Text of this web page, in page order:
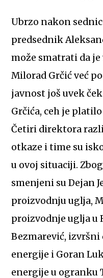
Ubrzo nakon
predsednik
može smatrati da je
Milorad Grčić već
javnost još uvek
Grčića, ceh je
Četiri direktora
otkaze i time su
u ovoj situaciji.
smenjeni su Dejan
proizvodnju uglja,
proizvodnje uglja u
Bezmarević,
energije i Goran
energije u ogranku